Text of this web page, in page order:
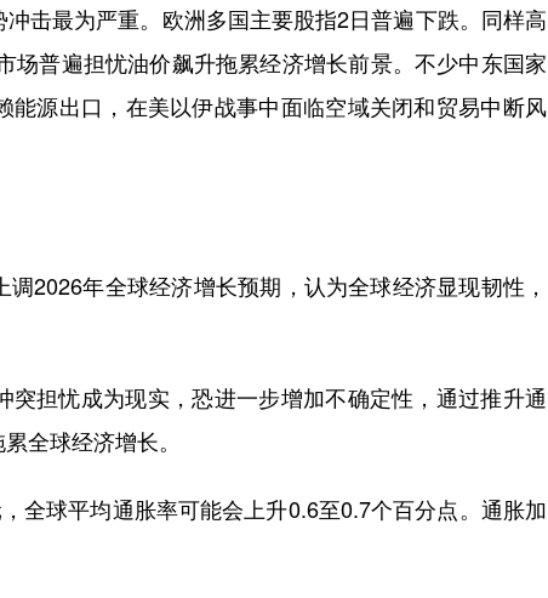
最为严重。欧洲多国主要股指2日普遍下跌。同样高
场普遍担忧油价飙升拖累经济增长前景。不少中东国家
源出口，在美以伊战事中面临空域关闭和贸易中断风
年全球经济增长预期，认为全球经济显现韧性，
担忧成为现实，恐进一步增加不确定性，通过推升通
全球经济增长。
球平均通胀率可能会上升0.6至0.7个百分点。通胀加